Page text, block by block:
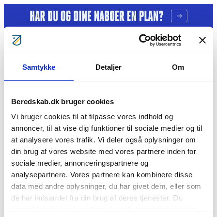
Samtykke Detaljer Om
Beredskab.dk bruger cookies
Vi bruger cookies til at tilpasse vores indhold og
annoncer, til at vise dig funktioner til sociale medier og til
at analysere vores trafik. Vi deler også oplysninger om
din brug af vores website med vores partnere inden for
sociale medier, annonceringspartnere og
analysepartnere. Vores partnere kan kombinere disse
data med andre oplysninger, du har givet dem, eller som
de har indsamlet fra din brug af deres tjenester. Du
Tag ansvar
Bliv Brandmand
Kontakt
Søg
Kenneth Kristensen
Cookie- og privatlivspolitik
BorgerBeredskabet BlivBrandmandNuBlivFrivilligNuFor
medlemmerÅrsberetninger